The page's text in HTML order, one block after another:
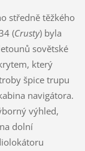
středně těžkého
(Crusty) byla
sovětské
který
špice trupu
navigátora.
výhled,
dolní